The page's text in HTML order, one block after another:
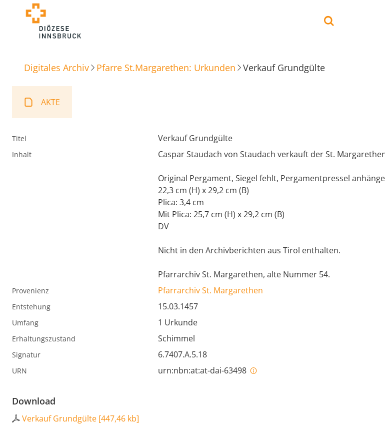
Digitales Archiv Pfarre St.Margarethen: Urkunden Verkauf Grundgülte
AKTE
Titel Verkauf Grundgülte
Inhalt Caspar Staudach von Staudach verkauft der St.
Original Pergament, Siegel fehlt, Pergamentpressel
22,3 cm (H) x 29,2 cm (B)
Plica: 3,4 cm
Mit Plica: 25,7 cm (H) x 29,2 cm (B)
DV
Nicht in den Archivberichten aus Tirol enthalten.
Pfarrarchiv St. Margarethen, alte Nummer 54.
Provenienz Pfarrarchiv St. Margarethen
Entstehung 15.03.1457
Umfang 1 Urkunde
Erhaltungszustand Schimmel
Signatur 6.7407.A.5.18
URN urn:nbn:at:at-dai-63498
Download
Verkauf Grundgülte [447,46 kb]